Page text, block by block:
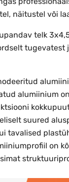
näitustel või
telk
alumiinium
suured
tavalised
on